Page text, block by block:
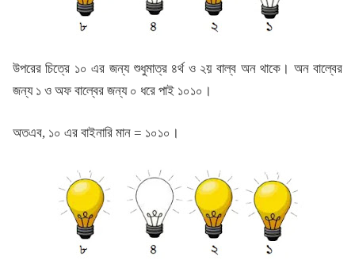
উপরের চিত্রে ১০ এর জন্য শুধুমাত্র ৪র্থ ও ২য় বাল্ব অন থাকে। অন বাল্বের
জন্য ১ ও অফ বাল্বের জন্য ০ ধরে পাই ১০১০।
অতএব, ১০ এর বাইনারি মান = ১০১০।